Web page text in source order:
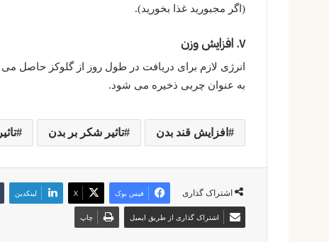
(اگر مجبورید غذا بخورید).
۷. افزایش وزن
انرژی لازم برای دریافت در طول روز از گلوکز حاصل می
به عنوان چربی ذخیره می شود.
افزایش قند بدن تاثیر شکر بر بدن
اشتراک گذاری فیس بوک X لینکدین
اشتراک گذاری از طریق ایمیل چاپ